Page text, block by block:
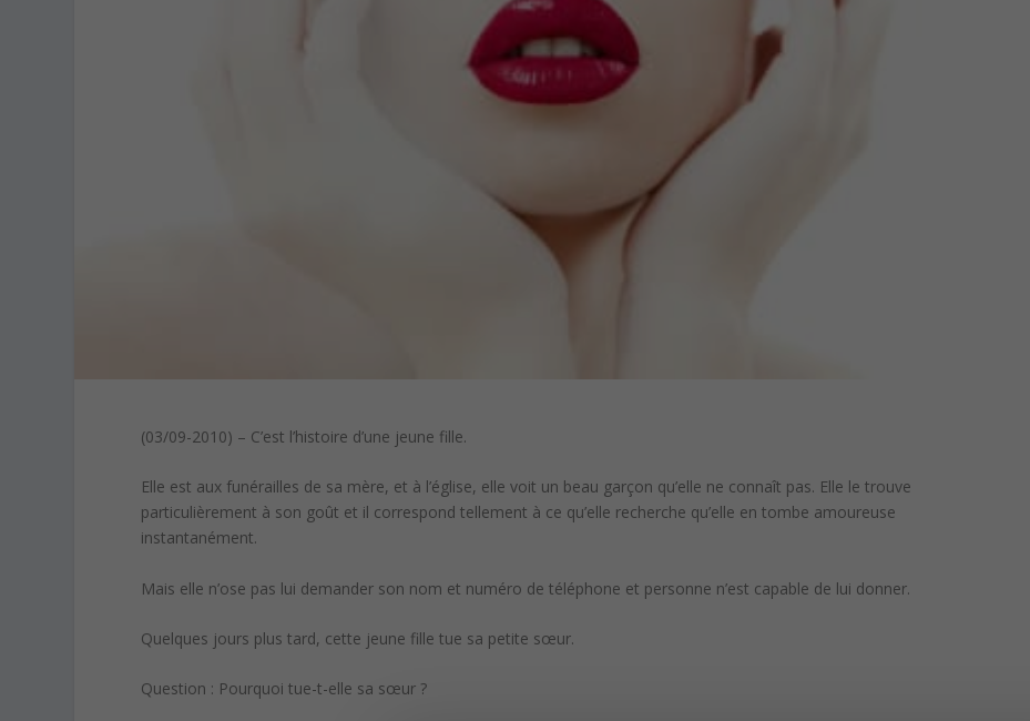
(03/09-2010) – C’est l’histoire d’une jeune fille.
Elle est aux funérailles de sa mère, et à l’église, elle voit un beau garçon qu’elle ne connaît pas. Elle le trouve
particulièrement à son goût et il correspond tellement à ce qu’elle recherche qu’elle en tombe amoureuse
instantanément.
Mais elle n’ose pas lui demander son nom et numéro de téléphone et personne n’est capable de lui donner.
Quelques jours plus tard, cette jeune fille tue sa petite sœur.
Question : Pourquoi tue-t-elle sa sœur ?